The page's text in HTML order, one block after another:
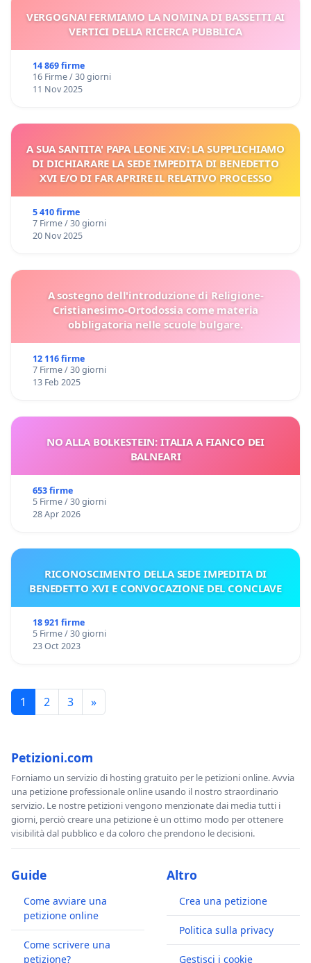
VERGOGNA! FERMIAMO LA NOMINA DI BASSETTI AI
VERTICI DELLA RICERCA PUBBLICA
14 869 firme
16 Firme / 30 giorni
11 Nov 2025
A SUA SANTITA' PAPA LEONE XIV: LA SUPPLICHIAMO
DI DICHIARARE LA SEDE IMPEDITA DI BENEDETTO
XVI E/O DI FAR APRIRE IL RELATIVO PROCESSO
5 410 firme
7 Firme / 30 giorni
20 Nov 2025
A sostegno dell'introduzione di Religione-
Cristianesimo-Ortodossia come materia
obbligatoria nelle scuole bulgare.
12 116 firme
7 Firme / 30 giorni
13 Feb 2025
NO ALLA BOLKESTEIN: ITALIA A FIANCO DEI
BALNEARI
653 firme
5 Firme / 30 giorni
28 Apr 2026
RICONOSCIMENTO DELLA SEDE IMPEDITA DI
BENEDETTO XVI E CONVOCAZIONE DEL CONCLAVE
18 921 firme
5 Firme / 30 giorni
23 Oct 2023
1 2 3 »
Petizioni.com
Forniamo un servizio di hosting gratuito per le petizioni online. Avvia
una petizione professionale online usando il nostro straordinario
servizio. Le nostre petizioni vengono menzionate dai media tutti i
giorni, perciò creare una petizione è un ottimo modo per ottenere
visibilità dal pubblico e da coloro che prendono le decisioni.
Guide
Come avviare una
petizione online
Come scrivere una
petizione?
Altro
Crea una petizione
Politica sulla privacy
Gestisci i cookie